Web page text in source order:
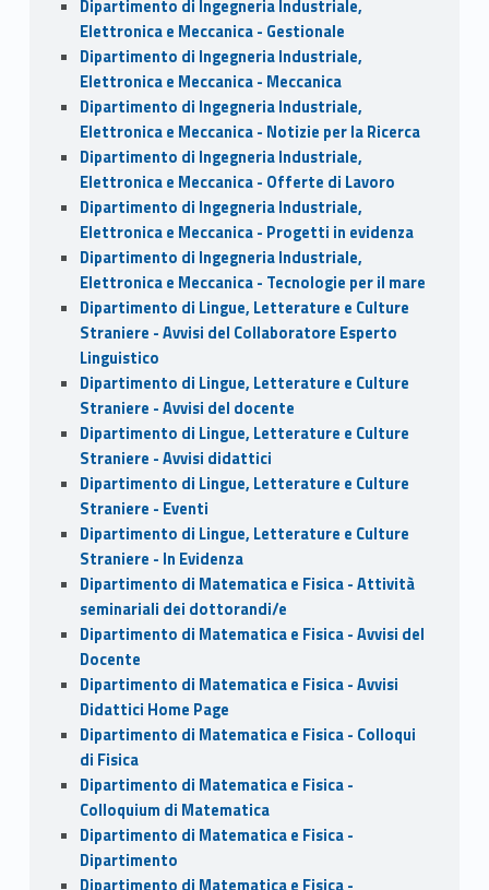
Dipartimento di Ingegneria Industriale,
Elettronica e Meccanica - Gestionale
Dipartimento di Ingegneria Industriale,
Elettronica e Meccanica - Meccanica
Dipartimento di Ingegneria Industriale,
Elettronica e Meccanica - Notizie per la Ricerca
Dipartimento di Ingegneria Industriale,
Elettronica e Meccanica - Offerte di Lavoro
Dipartimento di Ingegneria Industriale,
Elettronica e Meccanica - Progetti in evidenza
Dipartimento di Ingegneria Industriale,
Elettronica e Meccanica - Tecnologie per il mare
Dipartimento di Lingue, Letterature e Culture
Straniere - Avvisi del Collaboratore Esperto
Linguistico
Dipartimento di Lingue, Letterature e Culture
Straniere - Avvisi del docente
Dipartimento di Lingue, Letterature e Culture
Straniere - Avvisi didattici
Dipartimento di Lingue, Letterature e Culture
Straniere - Eventi
Dipartimento di Lingue, Letterature e Culture
Straniere - In Evidenza
Dipartimento di Matematica e Fisica - Attività
seminariali dei dottorandi/e
Dipartimento di Matematica e Fisica - Avvisi del
Docente
Dipartimento di Matematica e Fisica - Avvisi
Didattici Home Page
Dipartimento di Matematica e Fisica - Colloqui
di Fisica
Dipartimento di Matematica e Fisica -
Colloquium di Matematica
Dipartimento di Matematica e Fisica -
Dipartimento
Dipartimento di Matematica e Fisica -